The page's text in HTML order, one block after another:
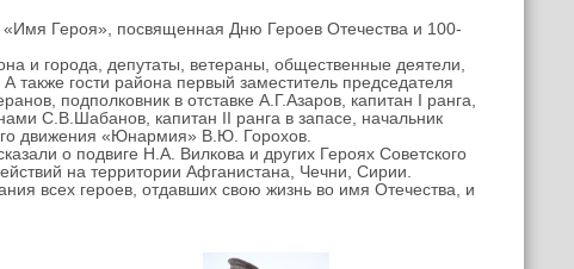
Героя», посвященная Дню Героев Отечества и 100-
и города, депутаты, ветераны, общественные деятели,
также гости района первый заместитель председателя
подполковник в отставке А.Г.Азаров, капитан I ранга,
С.В.Шабанов, капитан ІІ ранга в запасе, начальник
движения «Юнармия» В.Ю. Горохов.
о подвиге Н.А. Вилкова и других Героях Советского
на территории Афганистана, Чечни, Сирии.
всех героев, отдавших свою жизнь во имя Отечества, и